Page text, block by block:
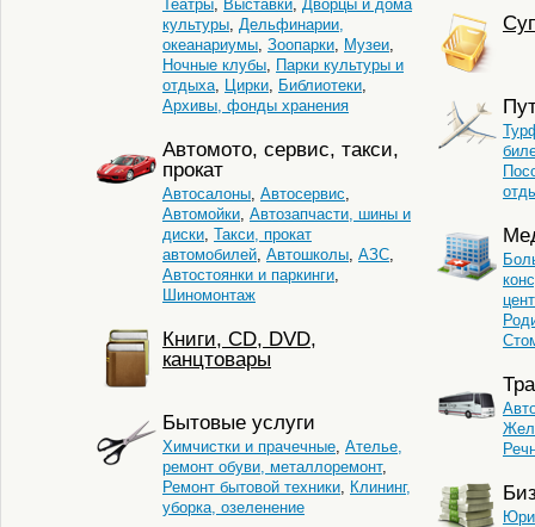
Театры, Выставки, Дворцы и дома
культуры, Дельфинарии,
океанариумы, Зоопарки, Музеи,
Ночные клубы, Парки культуры и
отдыха, Цирки, Библиотеки,
Архивы, фонды хранения
Автомото, сервис, такси,
прокат
Автосалоны, Автосервис,
Автомойки, Автозапчасти, шины и
диски, Такси, прокат
автомобилей, Автошколы, АЗС,
Автостоянки и паркинги,
Шиномонтаж
Книги, CD, DVD,
канцтовары
Бытовые услуги
Химчистки и прачечные, Ателье,
ремонт обуви, металлоремонт,
Ремонт бытовой техники, Клининг,
уборка, озеленение